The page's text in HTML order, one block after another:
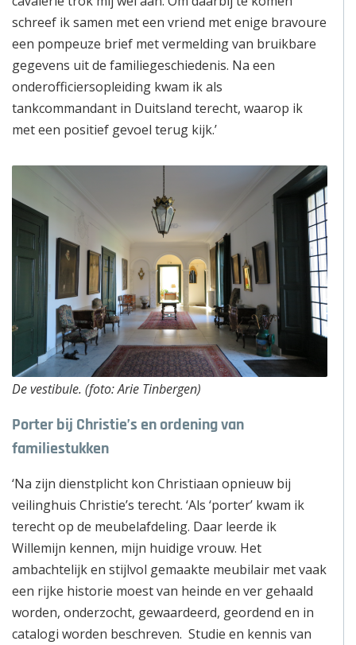
schreef ik samen met een vriend met enige bravoure
een pompeuze brief met vermelding van bruikbare
gegevens uit de familiegeschiedenis. Na een
onderofficiersopleiding kwam ik als
tankcommandant in Duitsland terecht, waarop ik
met een positief gevoel terug kijk.’
De vestibule. (foto: Arie Tinbergen)
Porter bij Christie’s en ordening van
familiestukken
‘Na zijn dienstplicht kon Christiaan opnieuw bij
veilinghuis Christie’s terecht. ‘Als ‘porter’ kwam ik
terecht op de meubelafdeling. Daar leerde ik
Willemijn kennen, mijn huidige vrouw. Het
ambachtelijk en stijlvol gemaakte meubilair met vaak
een rijke historie moest van heinde en ver gehaald
worden, onderzocht, gewaardeerd, geordend en in
catalogi worden beschreven. Studie en kennis van